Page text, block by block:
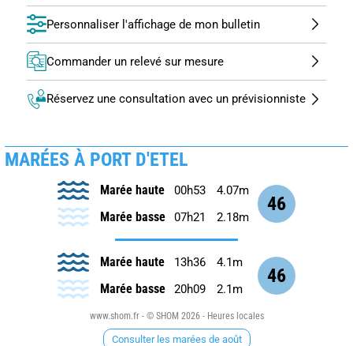
Personnaliser l'affichage de mon bulletin
Commander un relevé sur mesure
Réservez une consultation avec un prévisionniste
MARÉES À PORT D'ETEL
46
Marée haute 00h53 4.07m
Marée basse 07h21 2.18m
46
Marée haute 13h36 4.1m
Marée basse 20h09 2.1m
www.shom.fr - © SHOM 2026 - Heures locales
Consulter les marées de août